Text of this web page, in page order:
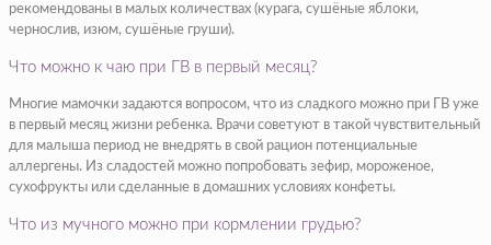
рекомендованы в малых количествах (курага, сушёные яблоки,
чернослив, изюм, сушёные груши).
Что можно к чаю при ГВ в первый месяц?
Многие мамочки задаются вопросом, что из сладкого можно при ГВ уже
в первый месяц жизни ребенка. Врачи советуют в такой чувствительный
для малыша период не внедрять в свой рацион потенциальные
аллергены. Из сладостей можно попробовать зефир, мороженое,
сухофрукты или сделанные в домашних условиях конфеты.
Что из мучного можно при кормлении грудью?